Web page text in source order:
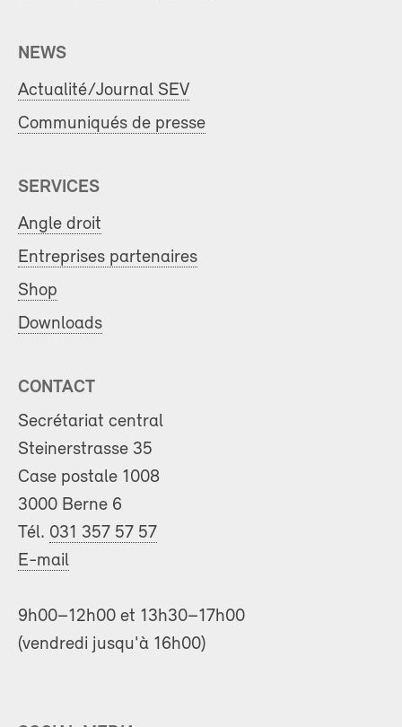
NEWS
Actualité/Journal SEV
Communiqués de presse
SERVICES
Angle droit
Entreprises partenaires
Shop
Downloads
CONTACT
Secrétariat central
Steinerstrasse 35
Case postale 1008
3000 Berne 6
Tél. 031 357 57 57
E-mail
9h00–12h00 et 13h30–17h00
(vendredi jusqu'à 16h00)